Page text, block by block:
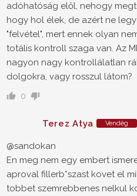
adóhatóság elől, nehogy
hogy hol élek, de azért ne
"felvétel", mert ennek olyan
totális kontroll szaga van. Az
nagyon nagy kontrollálatlan
dolgokra, vagy rosszul látom?
0
Terez Atya Vendég
@sandokan
En meg nem egy embert
aproval fillerb*szast kovet el
tobbet szemrebbenes nelkul